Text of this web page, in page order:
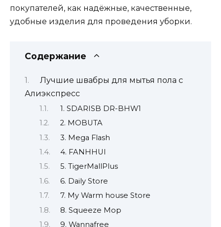
покупателей, как надёжные, качественные,
удобные изделия для проведения уборки.
Содержание
Лучшие швабры для мытья пола с
Алиэкспресс
1. SDARISB DR-BHW1
2. MOBUTA
3. Mega Flash
4. FANHHUI
5. TigerMallPlus
6. Daily Store
7. My Warm house Store
8. Squeeze Mop
9. Wannafree